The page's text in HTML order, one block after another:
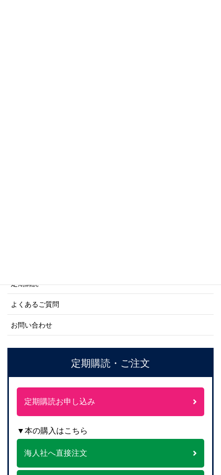
定期購読
よくあるご質問
お問い合わせ
定期購読・ご注文
定期購読お申し込み
▼本の購入はこちら
海人社へ直接注文